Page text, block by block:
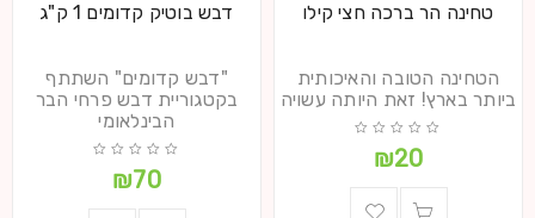
טחינה הר ברכה חצי קילו
הטחינה הטובה והאיכותית
ביותר בארץ! זאת היותה עשויה
₪20
דבש בוטיק קדומים 1 ק"ג
"דבש קדומים" השתתף
בקטגוריית דבש פרחי הבר
הבינלאומי
₪70